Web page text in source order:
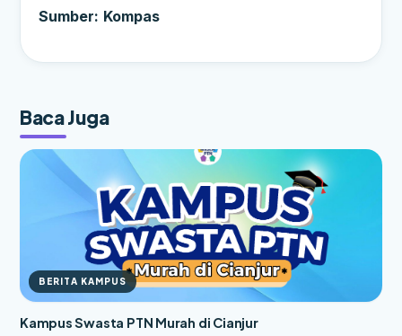
Sumber: Kompas
Baca Juga
BERITA KAMPUS
Kampus Swasta PTN Murah di Cianjur